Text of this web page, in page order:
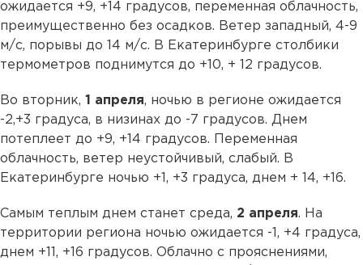
ожидается +9, +14 градусов, переменная облачность,
преимущественно без осадков. Ветер западный, 4-9
м/с, порывы до 14 м/с. В Екатеринбурге столбики
термометров поднимутся до +10, + 12 градусов.
Во вторник, 1 апреля, ночью в регионе ожидается
-2,+3 градуса, в низинах до -7 градусов. Днем
потеплеет до +9, +14 градусов. Переменная
облачность, ветер неустойчивый, слабый. В
Екатеринбурге ночью +1, +3 градуса, днем + 14, +16.
Самым теплым днем станет среда, 2 апреля. На
территории региона ночью ожидается -1, +4 градуса,
днем +11, +16 градусов. Облачно с прояснениями,